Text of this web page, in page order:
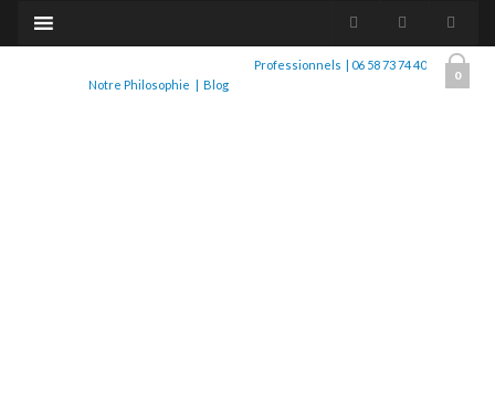
0
Notre Philosophie | Blog
Professionnels | 06 58 73 74 40